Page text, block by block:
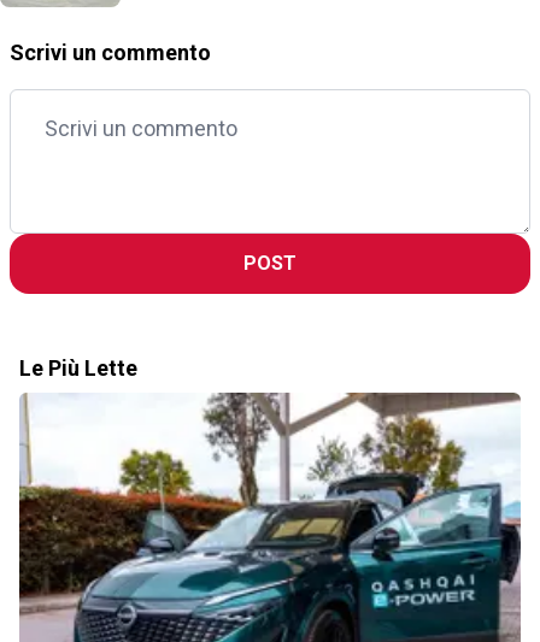
Scrivi un commento
POST
Le Più Lette